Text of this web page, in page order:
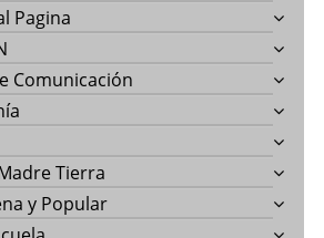
Pagina
Comunicación
Tierra
y Popular